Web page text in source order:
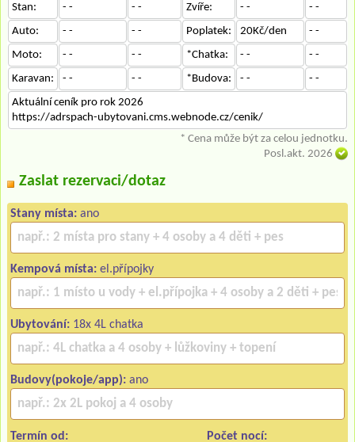
Stan:
- - - - Zvíře: - -
- -
Auto:
- - - - Poplatek: 20Kč/den
- -
Moto:
- - - - *Chatka: - -
- -
Karavan:
- - - - *Budova: - -
- -
Aktuální ceník pro rok 2026
https://adrspach-ubytovani.cms.webnode.cz/cenik/
* Cena může být za celou jednotku.
Posl.akt. 2026
Zaslat rezervaci/dotaz
Stany místa: ano
Kempová místa: el.přípojky
Ubytování: 18x 4L chatka
Budovy(pokoje/app): ano
Termín od: Počet nocí: